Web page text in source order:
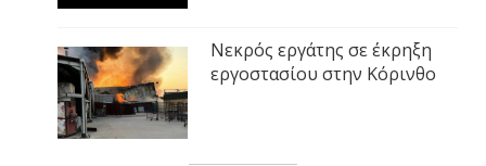
Νεκρός εργάτης σε έκρηξη
εργοστασίου στην Κόρινθο